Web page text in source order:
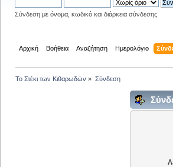
Σύνδεση με όνομα, κωδικό και διάρκεια σύνδεσης
Αρχική Βοήθεια Αναζήτηση Ημερολόγιο
Το Στέκι των Κιθαρωδών » Σύνδεση